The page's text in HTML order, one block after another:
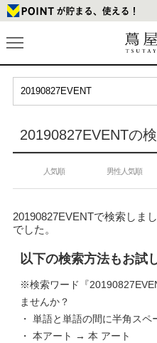
20190827EVENTの
人気順 男性人気順
20190827EVENTで検索しま
でした。
以下の検索方法もお試
※検索ワード『
ませんか？
・ 単語と単語の間に半角スペ
・ 本アート → 本 アート